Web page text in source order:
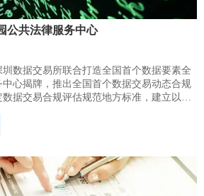
公共法律服务中心
数据交易所联合打造全国首个数据要素全
心揭牌，推出全国首个数据交易动态合规
据交易合规评估规范地方标准，建立以诚
制。 DEXCO是深数所构建的数据交易合
考核体系，属于动态合规体系改革的一环。
准化、智能化数据交易合规服务体系，构
），更好培育数据交易第三方法律
监管体系，降低合规成本。